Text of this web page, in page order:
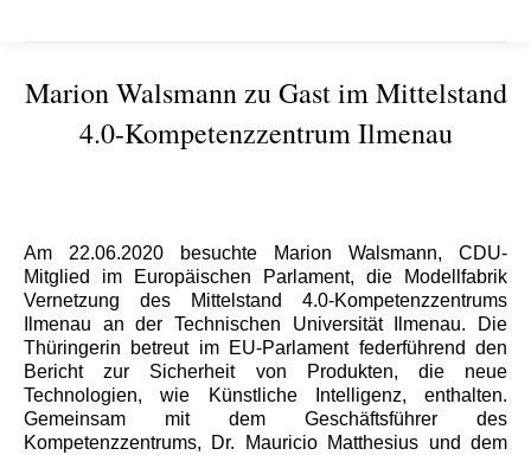
Marion Walsmann zu Gast im Mittelstand
4.0-Kompetenzzentrum Ilmenau
Am 22.06.2020 besuchte Marion Walsmann, CDU-
Mitglied im Europäischen Parlament, die Modellfabrik
Vernetzung des Mittelstand 4.0-Kompetenzzentrums
Ilmenau an der Technischen Universität Ilmenau. Die
Thüringerin betreut im EU-Parlament federführend den
Bericht zur Sicherheit von Produkten, die neue
Technologien, wie Künstliche Intelligenz, enthalten.
Gemeinsam mit dem Geschäftsführer des
Kompetenzzentrums, Dr. Mauricio Matthesius und dem